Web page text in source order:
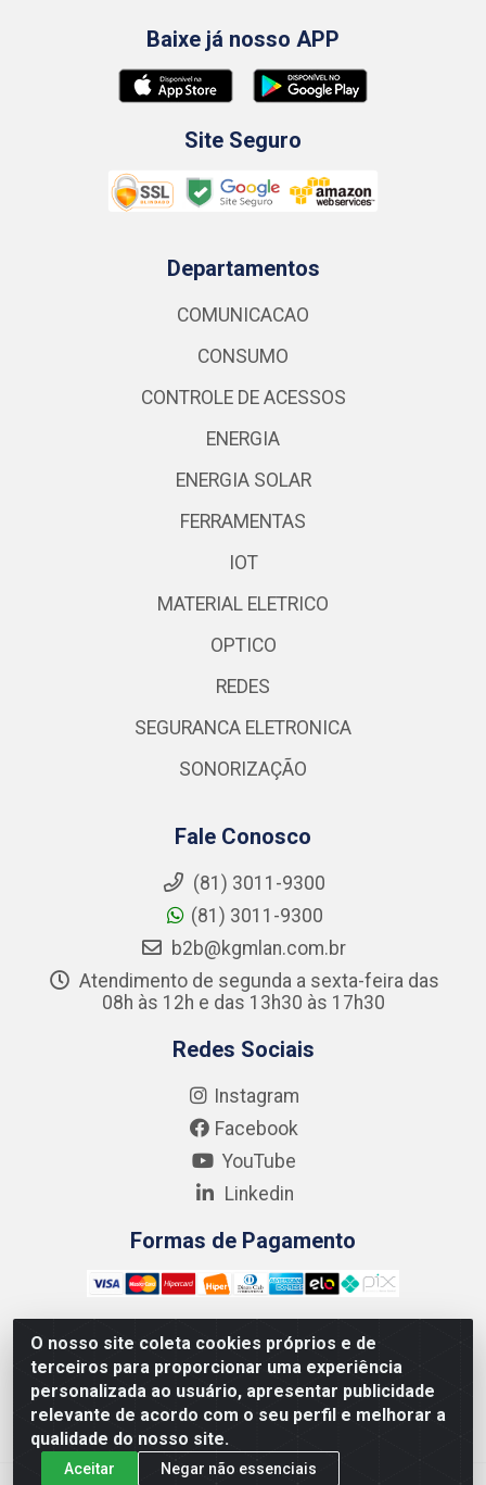
O nosso site coleta cookies próprios e de
terceiros para proporcionar uma experiência
personalizada ao usuário, apresentar publicidade
relevante de acordo com o seu perfil e melhorar a
qualidade do nosso site.
Aceitar Negar não essenciais
Baixe já nosso APP
Site Seguro
Departamentos
COMUNICACAO
CONSUMO
CONTROLE DE ACESSOS
ENERGIA
ENERGIA SOLAR
FERRAMENTAS
IOT
MATERIAL ELETRICO
OPTICO
REDES
SEGURANCA ELETRONICA
SONORIZAÇÃO
Fale Conosco
(81) 3011-9300
(81) 3011-9300
b2b@kgmlan.com.br
Atendimento de segunda a sexta-feira das
08h às 12h e das 13h30 às 17h30
Redes Sociais
Instagram
Facebook
YouTube
Linkedin
Formas de Pagamento
Kgmlan Distribuidora LTDA - CNPJ 18.217.682/0001-54 -
Rua Pedro de Barros Cavalcante, 58 - Bultrins, Olinda/PE
- CEP 53320-110